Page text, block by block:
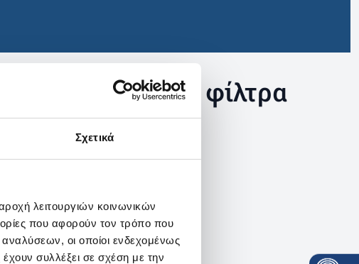
Σχετικά
λειτουργιών κοινωνικών
που αφορούν τον τρόπο που
οι οποίοι ενδεχομένως
συλλέξει σε σχέση με την
συγκεκριμένα φίλτρα